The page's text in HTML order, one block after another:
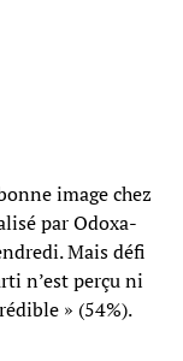
image chez
par Odoxa-
Mais défi
n’est perçu ni
» (54%).